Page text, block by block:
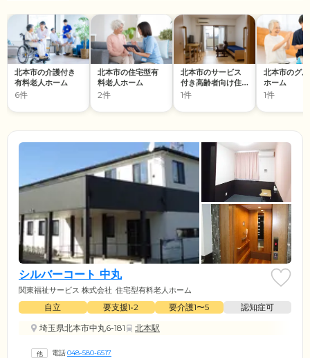
北本市の介護付き
有料老人ホーム
6件
北本市の住宅型有
料老人ホーム
2件
北本市のサービス
付き高齢者向け住
宅
1件
北本市のグ
ホーム
1件
シルバーコート 中丸
関東福祉サービス 株式会社 住宅型有料老人ホーム
自立 要支援1•2 要介護1〜5
認知症可
埼玉県北本市中丸6-181
北本駅
電話048-580-6517